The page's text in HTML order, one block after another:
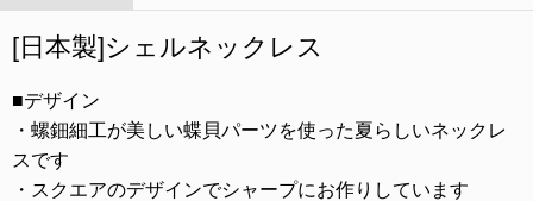
[日本製]シェルネックレス
■デザイン
・螺鈿細工が美しい蝶貝パーツを使った夏らしいネックレ
スです
・スクエアのデザインでシャープにお作りしています